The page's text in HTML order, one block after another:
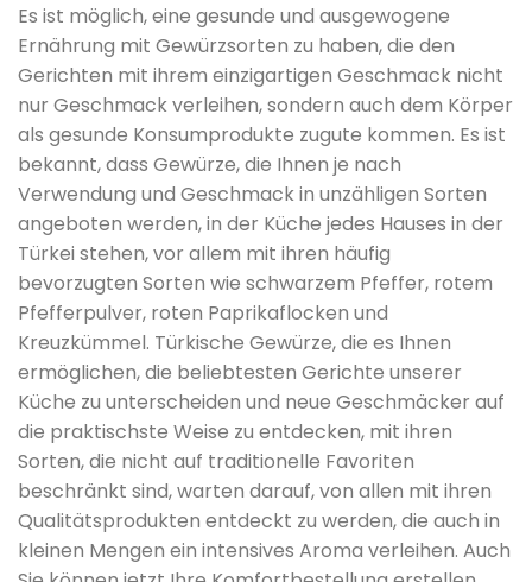
Es ist möglich, eine gesunde und ausgewogene
Ernährung mit Gewürzsorten zu haben, die den
Gerichten mit ihrem einzigartigen Geschmack nicht
nur Geschmack verleihen, sondern auch dem Körper
als gesunde Konsumprodukte zugute kommen. Es ist
bekannt, dass Gewürze, die Ihnen je nach
Verwendung und Geschmack in unzähligen Sorten
angeboten werden, in der Küche jedes Hauses in der
Türkei stehen, vor allem mit ihren häufig
bevorzugten Sorten wie schwarzem Pfeffer, rotem
Pfefferpulver, roten Paprikaflocken und
Kreuzkümmel. Türkische Gewürze, die es Ihnen
ermöglichen, die beliebtesten Gerichte unserer
Küche zu unterscheiden und neue Geschmäcker auf
die praktischste Weise zu entdecken, mit ihren
Sorten, die nicht auf traditionelle Favoriten
beschränkt sind, warten darauf, von allen mit ihren
Qualitätsprodukten entdeckt zu werden, die auch in
kleinen Mengen ein intensives Aroma verleihen. Auch